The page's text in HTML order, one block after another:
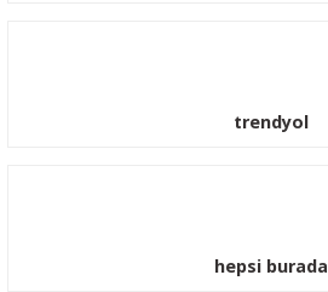
trendyol
hepsi burada